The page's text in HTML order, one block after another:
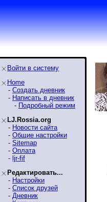
Войти в систему
Home
- Создать дневник
- Написать в дневник
- Подробный режим
LJ.Rossia.org
- Новости сайта
- Общие настройки
- Sitemap
- Оплата
- ljr-fif
Редактировать...
- Настройки
- Список друзей
- Дневник